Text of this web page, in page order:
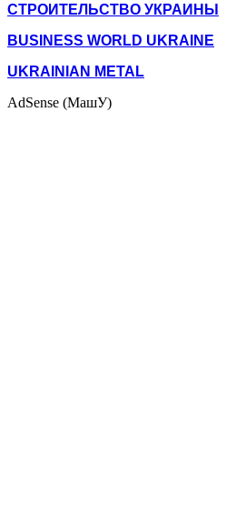
СТРОИТЕЛЬСТВО УКРАИНЫ
BUSINESS WORLD UKRAINE
UKRAINIAN METAL
AdSense (МашУ)